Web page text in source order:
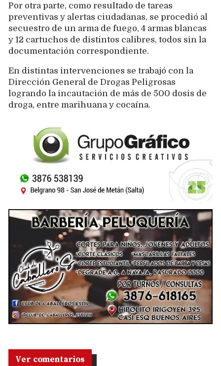
Por otra parte, como resultado de tareas
preventivas y alertas ciudadanas, se procedió al
secuestro de un arma de fuego, 4 armas blancas
y 12 cartuchos de distintos calibres, todos sin la
documentación correspondiente.
En distintas intervenciones se trabajó con la
Dirección General de Drogas Peligrosas
logrando la incautación de más de 500 dosis de
droga, entre marihuana y cocaína.
Ver comentarios